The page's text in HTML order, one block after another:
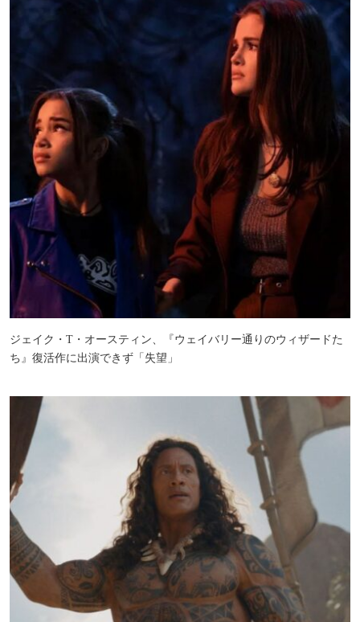
ジェイク・T・オースティン、『ウェイバリー通りのウィザードた
ち』復活作に出演できず「失望」